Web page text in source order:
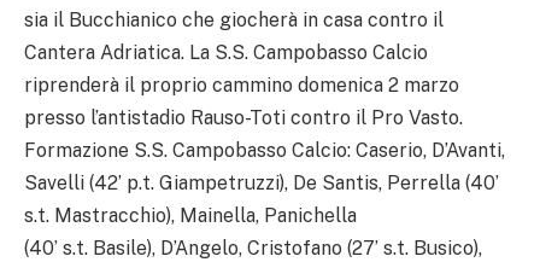
sia il Bucchianico che giocherà in casa contro il
Cantera Adriatica. La S.S. Campobasso Calcio
riprenderà il proprio cammino domenica 2 marzo
presso l’antistadio Rauso-Toti contro il Pro Vasto.
Formazione S.S. Campobasso Calcio: Caserio, D’Avanti,
Savelli (42’ p.t. Giampetruzzi), De Santis, Perrella (40’
s.t. Mastracchio), Mainella, Panichella
(40’ s.t. Basile), D’Angelo, Cristofano (27’ s.t. Busico),